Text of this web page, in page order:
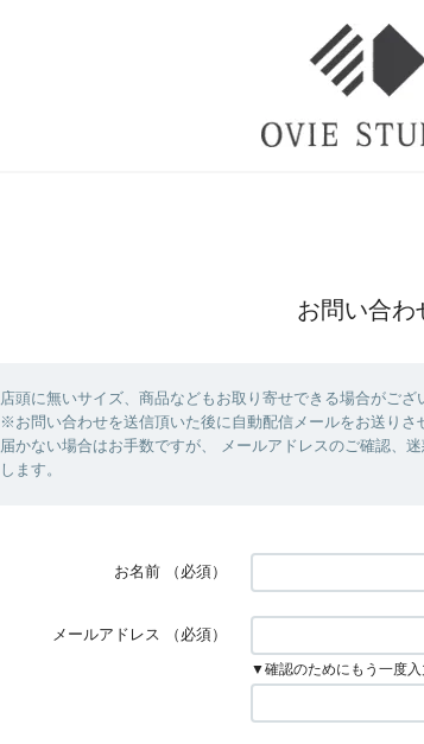
お問い合わ
店頭に無いサイズ、商品などもお取り寄せできる場合がござ
※お問い合わせを送信頂いた後に自動配信メールをお送り
届かない場合はお手数ですが、 メールアドレスのご確認、
します。
お名前 （必須）
メールアドレス （必須）
▼確認のためにもう一度入